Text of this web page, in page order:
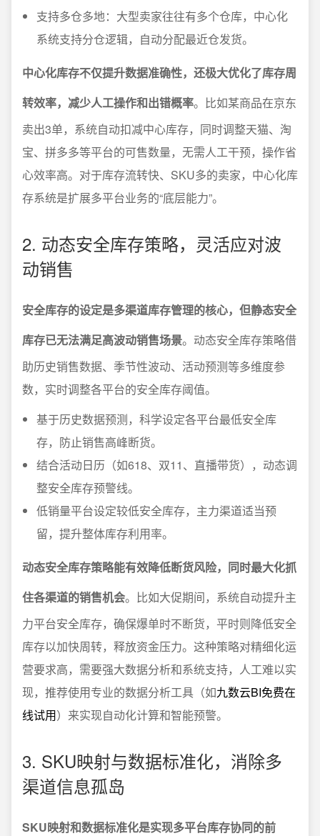
支持多仓多地：大型卖家往往有多个仓库，中心化
系统支持分仓逻辑，自动分配最近仓发货。
中心化库存不仅提升数据准确性，还极大优化了库存周
转效率，减少人工操作和出错概率。比如某商品在京东
卖出3单，系统自动扣减中心库存，同时调整天猫、淘
宝、拼多多等平台的可售数量，无需人工干预，操作省
心效率高。对于库存流转快、SKU多的卖家，中心化库
存系统是扩展多平台业务的“底层能力”。
2. 动态安全库存策略，灵活应对波
动销售
安全库存的设定是多渠道库存管理的核心，但静态安全
库存已无法满足高波动销售场景。动态安全库存策略借
助历史销售数据、季节性波动、活动预测等多维度参
数，实时调整各平台的安全库存阈值。
基于历史数据预测，科学设定各平台最低安全库
存，防止销售高峰断货。
结合活动日历（如618、双11、直播带货），动态调
整安全库存预警线。
低销量平台设定较低安全库存，主力渠道适当预
留，提升整体库存利用率。
动态安全库存策略能有效降低断货风险，同时最大化抓
住各渠道的销售机会。比如大促期间，系统自动提升主
力平台安全库存，确保爆单时不断货，平时则降低安全
库存以加快周转，释放资金压力。这种策略对精细化运
营要求高，需要强大数据分析和系统支持，人工难以实
现，推荐使用专业的数据分析工具（如九数云BI免费在
线试用）来实现自动化计算和智能预警。
3. SKU映射与数据标准化，消除多
渠道信息孤岛
SKU映射和数据标准化是实现多平台库存协同的前